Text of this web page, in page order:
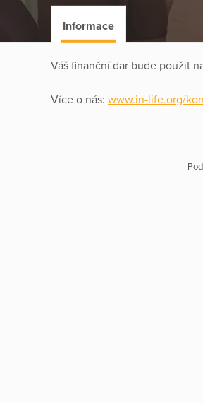
Informace
Váš finanční dar bude použit
Více o nás: www.in-life.org/